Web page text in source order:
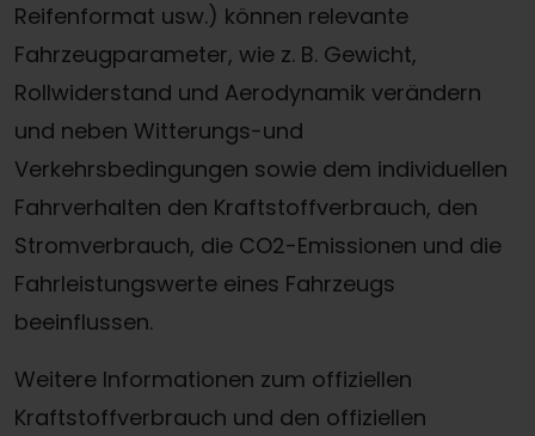
Reifenformat usw.) können relevante
Fahrzeugparameter, wie z. B. Gewicht,
Rollwiderstand und Aerodynamik verändern
und neben Witterungs-und
Verkehrsbedingungen sowie dem individuellen
Fahrverhalten den Kraftstoffverbrauch, den
Stromverbrauch, die CO2-Emissionen und die
Fahrleistungswerte eines Fahrzeugs
beeinflussen.
Weitere Informationen zum offiziellen
Kraftstoffverbrauch und den offiziellen